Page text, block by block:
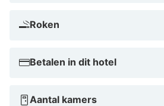
Roken
Betalen in dit hotel
Aantal kamers